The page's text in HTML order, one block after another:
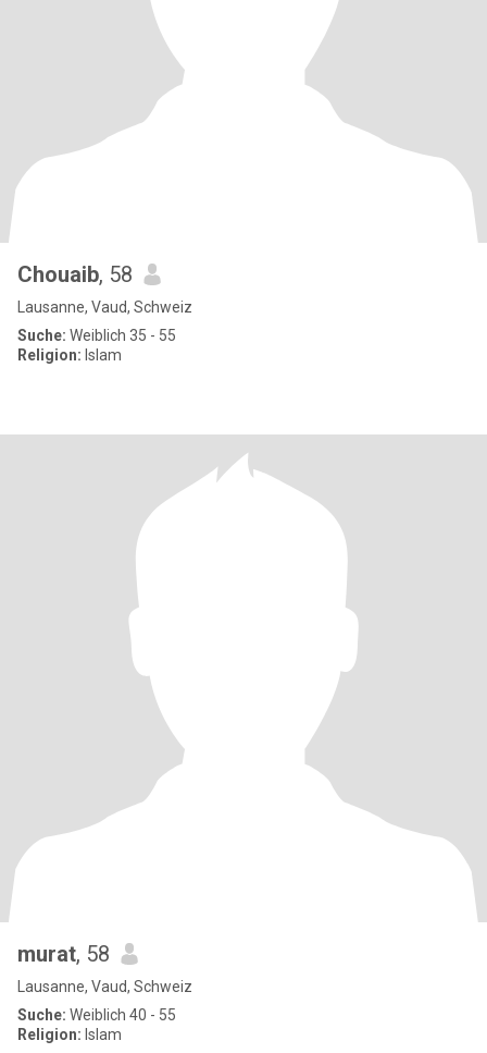
Chouaib, 58
Lausanne, Vaud, Schweiz
Suche: Weiblich 35 - 55
Religion: Islam
murat, 58
Lausanne, Vaud, Schweiz
Suche: Weiblich 40 - 55
Religion: Islam